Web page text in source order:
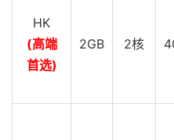
HK
(高端
首选)
2GB 2核